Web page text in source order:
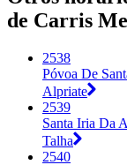
de Carris
2538
Póvoa De
Alpriate
2539
Santa Iria Da
Talha
2540